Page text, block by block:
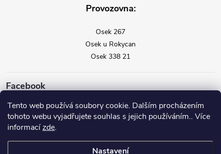
Tento web používá soubory cookie. Dalším procházením
tohoto webu vyjadřujete souhlas s jejich používáním.. Více
informacízde.
Nastavení
Provozovna:
Osek 267
Osek u Rokycan
Osek 338 21
Facebook